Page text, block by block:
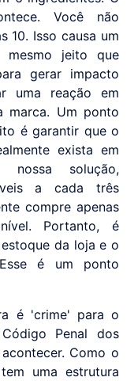
Você não
10. Isso causa um
mesmo jeito que
gerar impacto
uma reação em
marca. Um ponto
é garantir que o
exista em
nossa solução,
a cada três
compre apenas
Portanto, é
da loja e o
é um ponto
é 'crime' para o
Penal dos
Como o
uma estrutura